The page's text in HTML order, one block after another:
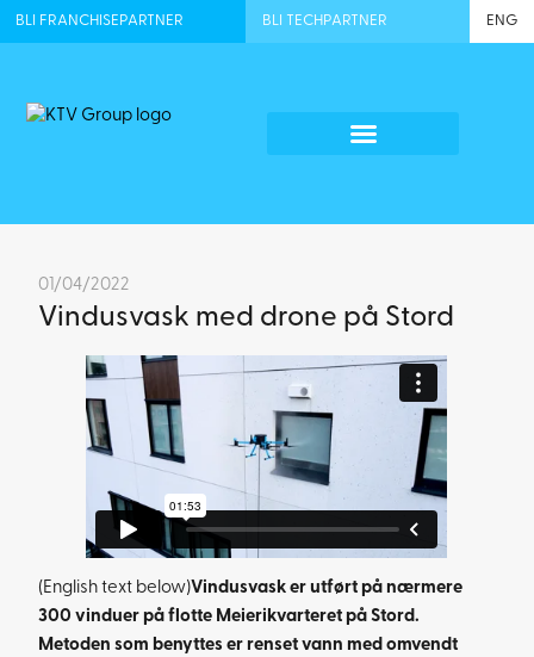
BLI FRANCHISEPARTNER BLI TECHPARTNER ENG
01/04/2022
Vindusvask med drone på Stord
(English text below)Vindusvask er utført på nærmere
300 vinduer på flotte Meierikvarteret på Stord.
Metoden som benyttes er renset vann med omvendt